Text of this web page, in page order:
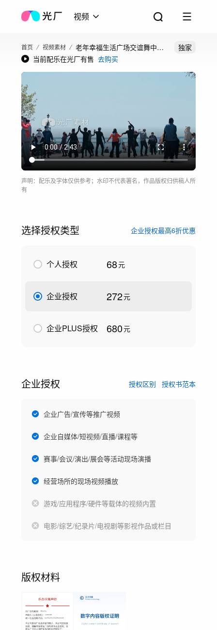
视频
首页 视频素材
老年幸福生活广场交谊舞中老
年休闲生活
独家
当前配乐在光厂有售 去购买
声明：配乐及字体仅供参考；水印不代表署名，作品版权归供稿人所
有
选择授权类型 企业授权最高6折优惠
个人授权 68元
企业授权 272元
企业PLUS授权 680元
企业授权 授权区别 授权书范本
企业广告/宣传等推广视频
企业自媒体/短视频/直播/课程等
赛事/会议/演出/展会等活动现场演播
经营场所的现场视频播放
游戏/应用程序/硬件等载体的视频内置
电影/综艺/纪录片/电视剧等影视作品或栏目
版权材料